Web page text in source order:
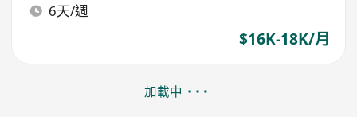
6天/週
$16K-18K/月
加載中